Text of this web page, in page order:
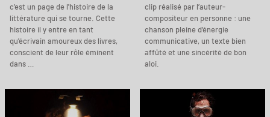
c'est un page de l'histoire de la
littérature qui se tourne. Cette
histoire il y entre en tant
qu'écrivain amoureux des livres,
conscient de leur rôle éminent
dans …
clip réalisé par l’auteur-
compositeur en personne : une
chanson pleine d’énergie
communicative, un texte bien
affûté et une sincérité de bon
aloi.